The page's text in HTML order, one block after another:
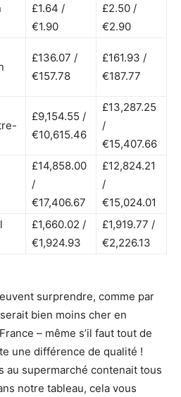
£1.64 /
€1.90
£2.50 /
€2.90
£136.07 /
€157.78
£161.93 /
€187.77
£9,154.55 /
€10,615.46
£13,287.25
/
€15,407.66
£14,858.00
/
€17,406.67
£12,824.21
/
€15,024.01
£1,660.02 /
€1,924.93
£1,919.77 /
€2,226.13
surprendre, comme par
bien moins cher en
– même s’il faut tout de
une différence de qualité !
au supermarché contenait tous
notre tableau, cela vous